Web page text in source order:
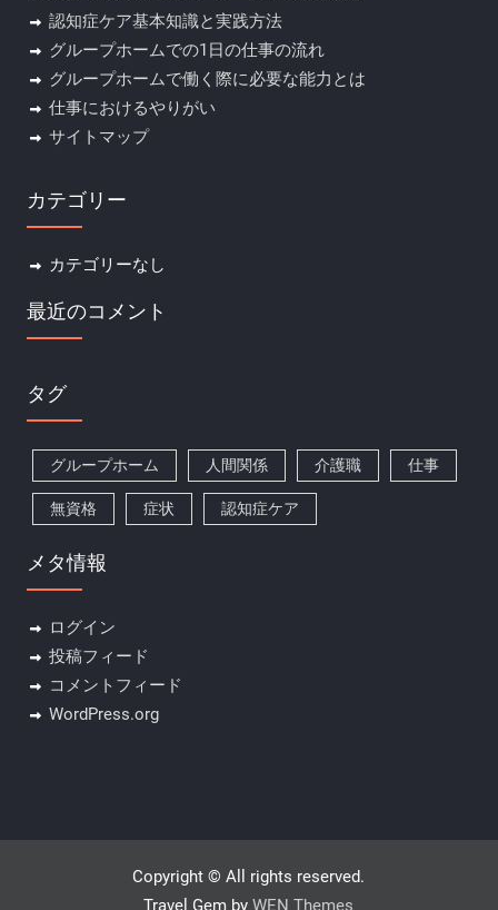
認知症ケア基本知識と実践方法
グループホームでの1日の仕事の流れ
グループホームで働く際に必要な能力とは
仕事におけるやりがい
サイトマップ
カテゴリー
カテゴリーなし
最近のコメント
タグ
グループホーム 人間関係 介護職 仕事
無資格 症状 認知症ケア
メタ情報
ログイン
投稿フィード
コメントフィード
WordPress.org
Copyright © All rights reserved.
Travel Gem byWEN Themes